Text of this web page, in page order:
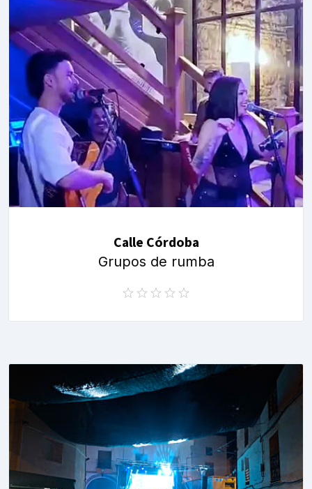
Calle Córdoba
Grupos de rumba